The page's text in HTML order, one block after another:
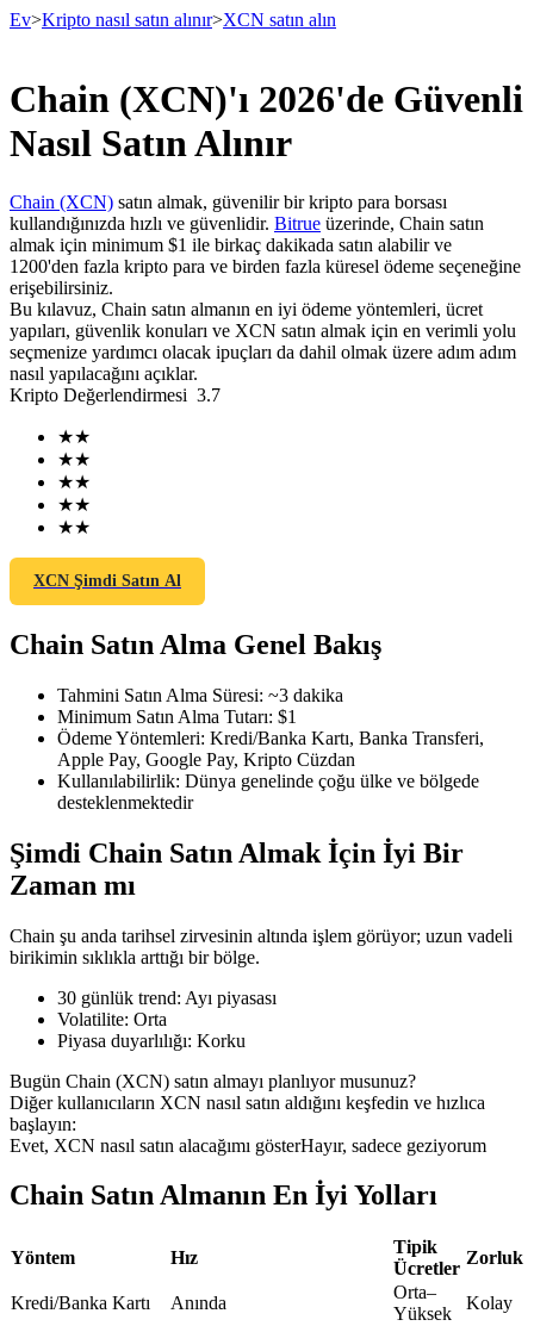
Vadeli İşlemler
USDT Vadeli İşlemleri
Teminat olarak USDT kullanan vadeli işlemler
COIN-M Vadeli İşlemleri
TradFi
Hisse senetleri, döviz, değerli metaller ve emtia türevleri
USDC Vadeli İşlemleri
USDC'yi teminat olarak kullanan vadeli işlemler
Ev>Kripto nasıl satın alınır>XCN satın alın
Chain (XCN)'ı 2026'de Güvenli
Nasıl Satın Alınır
Chain (XCN) satın almak, güvenilir bir kripto para borsası
kullandığınızda hızlı ve güvenlidir. Bitrue üzerinde, Chain satın
almak için minimum $1 ile birkaç dakikada satın alabilir ve
1200'den fazla kripto para ve birden fazla küresel ödeme seçeneğine
erişebilirsiniz.
Bu kılavuz, Chain satın almanın en iyi ödeme yöntemleri, ücret
yapıları, güvenlik konuları ve XCN satın almak için en verimli yolu
seçmenize yardımcı olacak ipuçları da dahil olmak üzere adım adım
nasıl yapılacağını açıklar.
Kripto Değerlendirmesi 3.7
★★
★★
★★
★★
★★
XCN Şimdi Satın Al
Chain Satın Alma Genel Bakış
Tahmini Satın Alma Süresi: ~3 dakika
Minimum Satın Alma Tutarı: $1
Ödeme Yöntemleri: Kredi/Banka Kartı, Banka Transferi,
Apple Pay, Google Pay, Kripto Cüzdan
Kullanılabilirlik: Dünya genelinde çoğu ülke ve bölgede
desteklenmektedir
Şimdi Chain Satın Almak İçin İyi Bir
Zaman mı
Chain şu anda tarihsel zirvesinin altında işlem görüyor; uzun vadeli
birikimin sıklıkla arttığı bir bölge.
30 günlük trend: Ayı piyasası
Volatilite: Orta
Piyasa duyarlılığı: Korku
Bugün Chain (XCN) satın almayı planlıyor musunuz?
Diğer kullanıcıların XCN nasıl satın aldığını keşfedin ve hızlıca
başlayın:
Evet, XCN nasıl satın alacağımı gösterHayır, sadece geziyorum
Chain Satın Almanın En İyi Yolları
Yöntem Hız
Tipik
Ücretler
Zorluk
Kredi/Banka Kartı Anında
Orta–
Yüksek
Kolay